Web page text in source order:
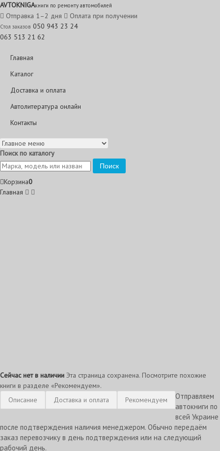
AVTOKNIGAкниги по ремонту автомобилей
Отправка 1–2 дня Оплата при получении
Стол заказов 050 943 23 24
063 513 21 62
Главная
Каталог
Доставка и оплата
Автолитература онлайн
Контакты
Поиск по каталогу
Поиск
Корзина0
Главная
Сейчас нет в наличии Эта страница сохранена. Посмотрите похожие
книги в разделе «Рекомендуем».
Описание
Доставка и оплата Рекомендуем
Отправляем
автокниги по
всей Украине
после подтверждения наличия менеджером. Обычно передаём
заказ перевозчику в день подтверждения или на следующий
рабочий день.